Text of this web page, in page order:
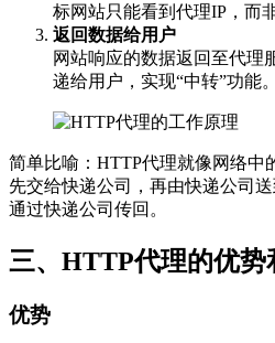
标网站只能看到代理IP，而
返回数据给用户
网站响应的数据返回至代理
递给用户，实现“中转”功能。
简单比喻：HTTP代理就像网络中
先交给快递公司，再由快递公司
通过快递公司传回。
三、HTTP代理的优势
优势